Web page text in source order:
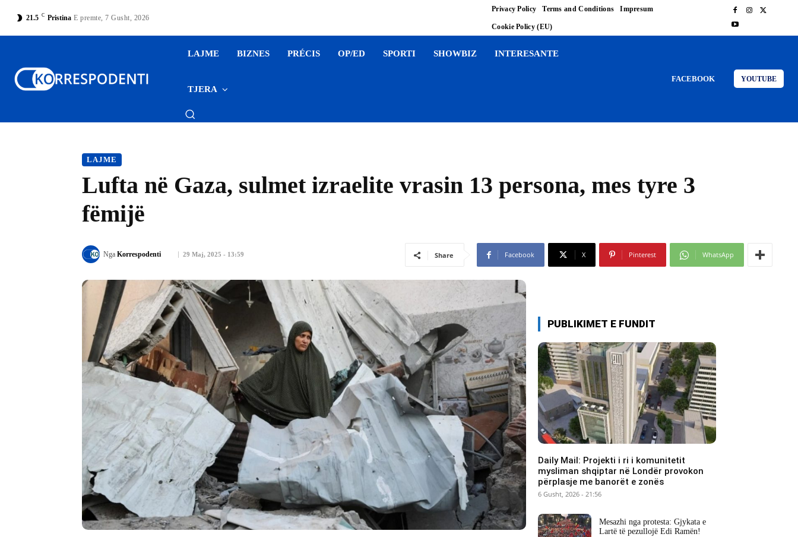
21.5 C Pristina E premte, 7 Gusht, 2026
Privacy Policy Terms and Conditions Impresum
Cookie Policy (EU)
LAJME BIZNES PRÉCIS OP/ED SPORTI SHOWBIZ INTERESANTE
TJERA
FACEBOOK YOUTUBE
LAJME
Lufta në Gaza, sulmet izraelite vrasin 13 persona, mes tyre 3
fëmijë
29 Maj, 2025 - 13:59
Nga Korrespodenti Share Facebook X Pinterest WhatsApp
PUBLIKIMET E FUNDIT
Daily Mail: Projekti i ri i komunitetit
mysliman shqiptar në Londër provokon
përplasje me banorët e zonës
6 Gusht, 2026 - 21:56
Mesazhi nga protesta: Gjykata e
Lartë të pezullojë Edi Ramën!